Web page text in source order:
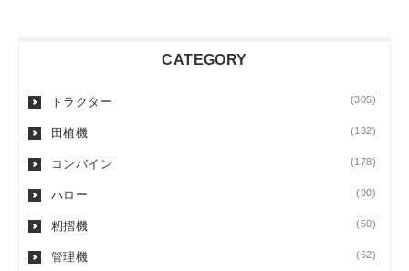
CATEGORY
トラクター (305)
田植機 (132)
コンバイン (178)
ハロー (90)
籾摺機 (50)
管理機 (62)